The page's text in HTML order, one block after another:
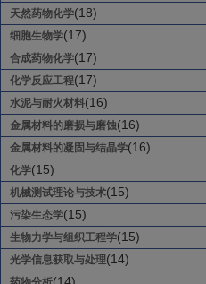
天然药物化学(18)
细胞生物学(17)
合成药物化学(17)
化学反应工程(17)
水泥与耐火材料(16)
金属材料的磨损与磨蚀(16)
金属材料的凝固与结晶学(16)
化学(15)
机械测试理论与技术(15)
污染生态学(15)
生物力学与组织工程学(15)
光学信息获取与处理(14)